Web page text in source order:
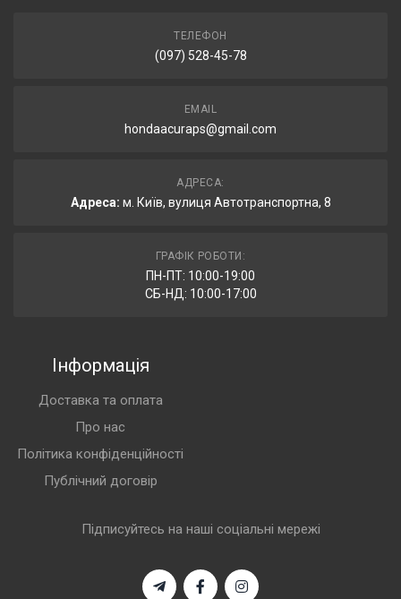
ТЕЛЕФОН
(097) 528-45-78
EMAIL
hondaacuraps@gmail.com
АДРЕСА:
Адреса: м. Київ, вулиця Автотранспортна, 8
ГРАФІК РОБОТИ:
ПН-ПТ: 10:00-19:00
СБ-НД: 10:00-17:00
Інформація
Доставка та оплата
Про нас
Політика конфіденційності
Публічний договір
Підписуйтесь на наші соціальні мережі